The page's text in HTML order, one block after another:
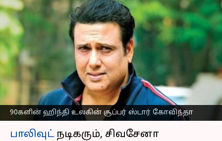
90களின் ஹிந்தி உலகின் சூப்பர் ஸ்டார் கோவிந்தா
பிரபல பாலிவுட் நடிகர்
கோவிந்தா தற்செயலாக
ரிவால்வரால் முழங்காலில்
சுட்டுக்கொண்டதாக
தகவல்
Venkatalakshmi V Oct 01, 2024 10:45 am
செய்தி முன்னோட்டம்
பாலிவுட் நடிகரும், சிவசேனா